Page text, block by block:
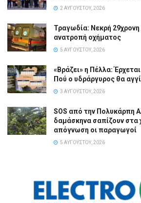
2 ΑΥΓΟΎΣΤΟΥ, 2026
Τραγωδία: Νεκρή
ανατροπή οχήματος
5 ΑΥΓΟΎΣΤΟΥ, 2026
«Βράζει» η Πέλλα:
Πού ο υδράργυρος θα
3 ΑΥΓΟΎΣΤΟΥ, 2026
SOS από την Πολυκάρπη
δαμάσκηνα σαπίζουν στα
απόγνωση οι παραγωγοί
5 ΑΥΓΟΎΣΤΟΥ, 2026